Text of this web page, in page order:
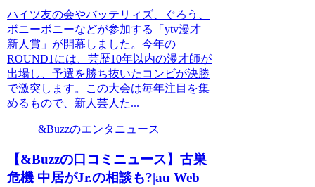
ハイツ友の会やバッテリィズ、ぐろう、
ボニーボニーなどが参加する「ytv漫才
新人賞」が開幕しました。今年の
ROUND1には、芸歴10年以内の漫才師が
出場し、予選を勝ち抜いたコンビが決勝
で激突します。この大会は毎年注目を集
めるもので、新人芸人た...
&Buzzのエンタニュース
【&Buzzの口コミニュース】古巣
危機 中居がJr.の相談も?|au Web